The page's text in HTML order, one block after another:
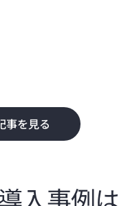
事を見る
入事例は